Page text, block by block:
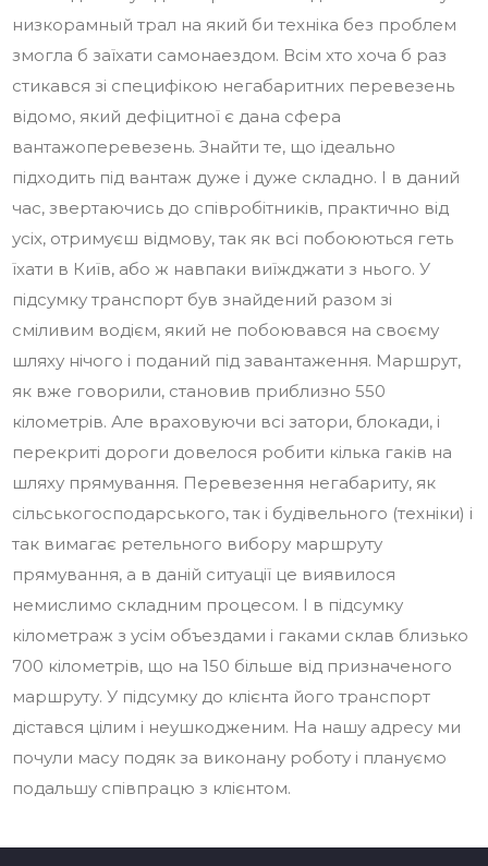
низкорамный трал на який би техніка без проблем
змогла б заїхати самонаездом. Всім хто хоча б раз
стикався зі специфікою негабаритних перевезень
відомо, який дефіцитної є дана сфера
вантажоперевезень. Знайти те, що ідеально
підходить під вантаж дуже і дуже складно. І в даний
час, звертаючись до співробітників, практично від
усіх, отримуєш відмову, так як всі побоюються геть
їхати в Київ, або ж навпаки виїжджати з нього. У
підсумку транспорт був знайдений разом зі
сміливим водієм, який не побоювався на своєму
шляху нічого і поданий під завантаження. Маршрут,
як вже говорили, становив приблизно 550
кілометрів. Але враховуючи всі затори, блокади, і
перекриті дороги довелося робити кілька гаків на
шляху прямування. Перевезення негабариту, як
сільськогосподарського, так і будівельного (техніки) і
так вимагає ретельного вибору маршруту
прямування, а в даній ситуації це виявилося
немислимо складним процесом. І в підсумку
кілометраж з усім объездами і гаками склав близько
700 кілометрів, що на 150 більше від призначеного
маршруту. У підсумку до клієнта його транспорт
дістався цілим і неушкодженим. На нашу адресу ми
почули масу подяк за виконану роботу і плануємо
подальшу співпрацю з клієнтом.